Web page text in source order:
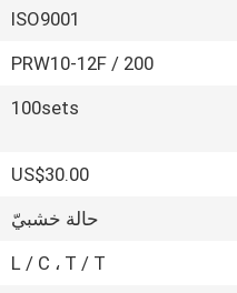
ISO9001
PRW10-12F / 200
100sets
US$30.00
حالة خشبيّ
L / C ، T / T